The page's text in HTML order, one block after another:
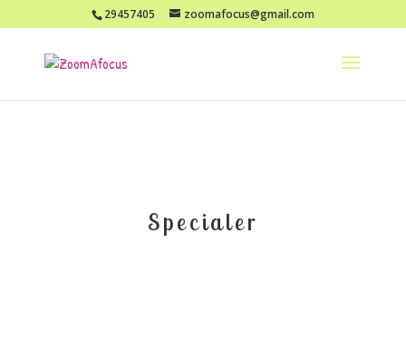
29457405 zoomafocus@gmail.com
Specialer